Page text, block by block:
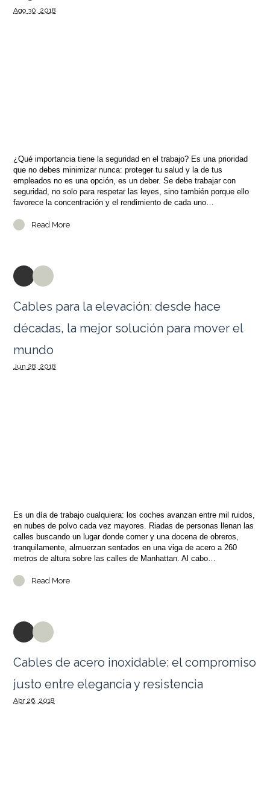
Ago 30, 2018
¿Qué importancia tiene la seguridad en el trabajo? Es una prioridad
que no debes minimizar nunca: proteger tu salud y la de tus
empleados no es una opción, es un deber. Se debe trabajar con
seguridad, no solo para respetar las leyes, sino también porque ello
favorece la concentración y el rendimiento de cada uno…
Read More
Cables para la elevación: desde hace
décadas, la mejor solución para mover el
mundo
Jun 28, 2018
Es un día de trabajo cualquiera: los coches avanzan entre mil ruidos,
en nubes de polvo cada vez mayores. Riadas de personas llenan las
calles buscando un lugar donde comer y una docena de obreros,
tranquilamente, almuerzan sentados en una viga de acero a 260
metros de altura sobre las calles de Manhattan. Al cabo…
Read More
Cables de acero inoxidable: el compromiso
justo entre elegancia y resistencia
Abr 26, 2018